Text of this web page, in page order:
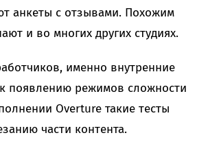
анкеты с отзывами. Похожим
и во многих других студиях.
именно внутренние
появлению режимов сложности
Overture такие тесты
части контента.